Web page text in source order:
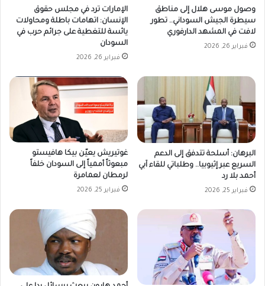
وصول موسى هلال إلى مناطق
سيطرة الجيش السوداني.. تطور
لافت في المشهد الدارفوري
فبراير 26, 2026
الإمارات ترد في مجلس حقوق
الإنسان: اتهامات باطلة ومحاولات
يائسة للتغطية على جرائم حرب في
السودان
فبراير 26, 2026
البرهان: أسلحة تتدفق إلى الدعم
السريع عبر إثيوبيا.. وطلباتي للقاء آبي
أحمد بلا رد
فبراير 25, 2026
غوتيريش يعيّن بيكا هافيستو
مبعوثاً أممياً إلى السودان خلفاً
لرمطان لعمامرة
فبراير 25, 2026